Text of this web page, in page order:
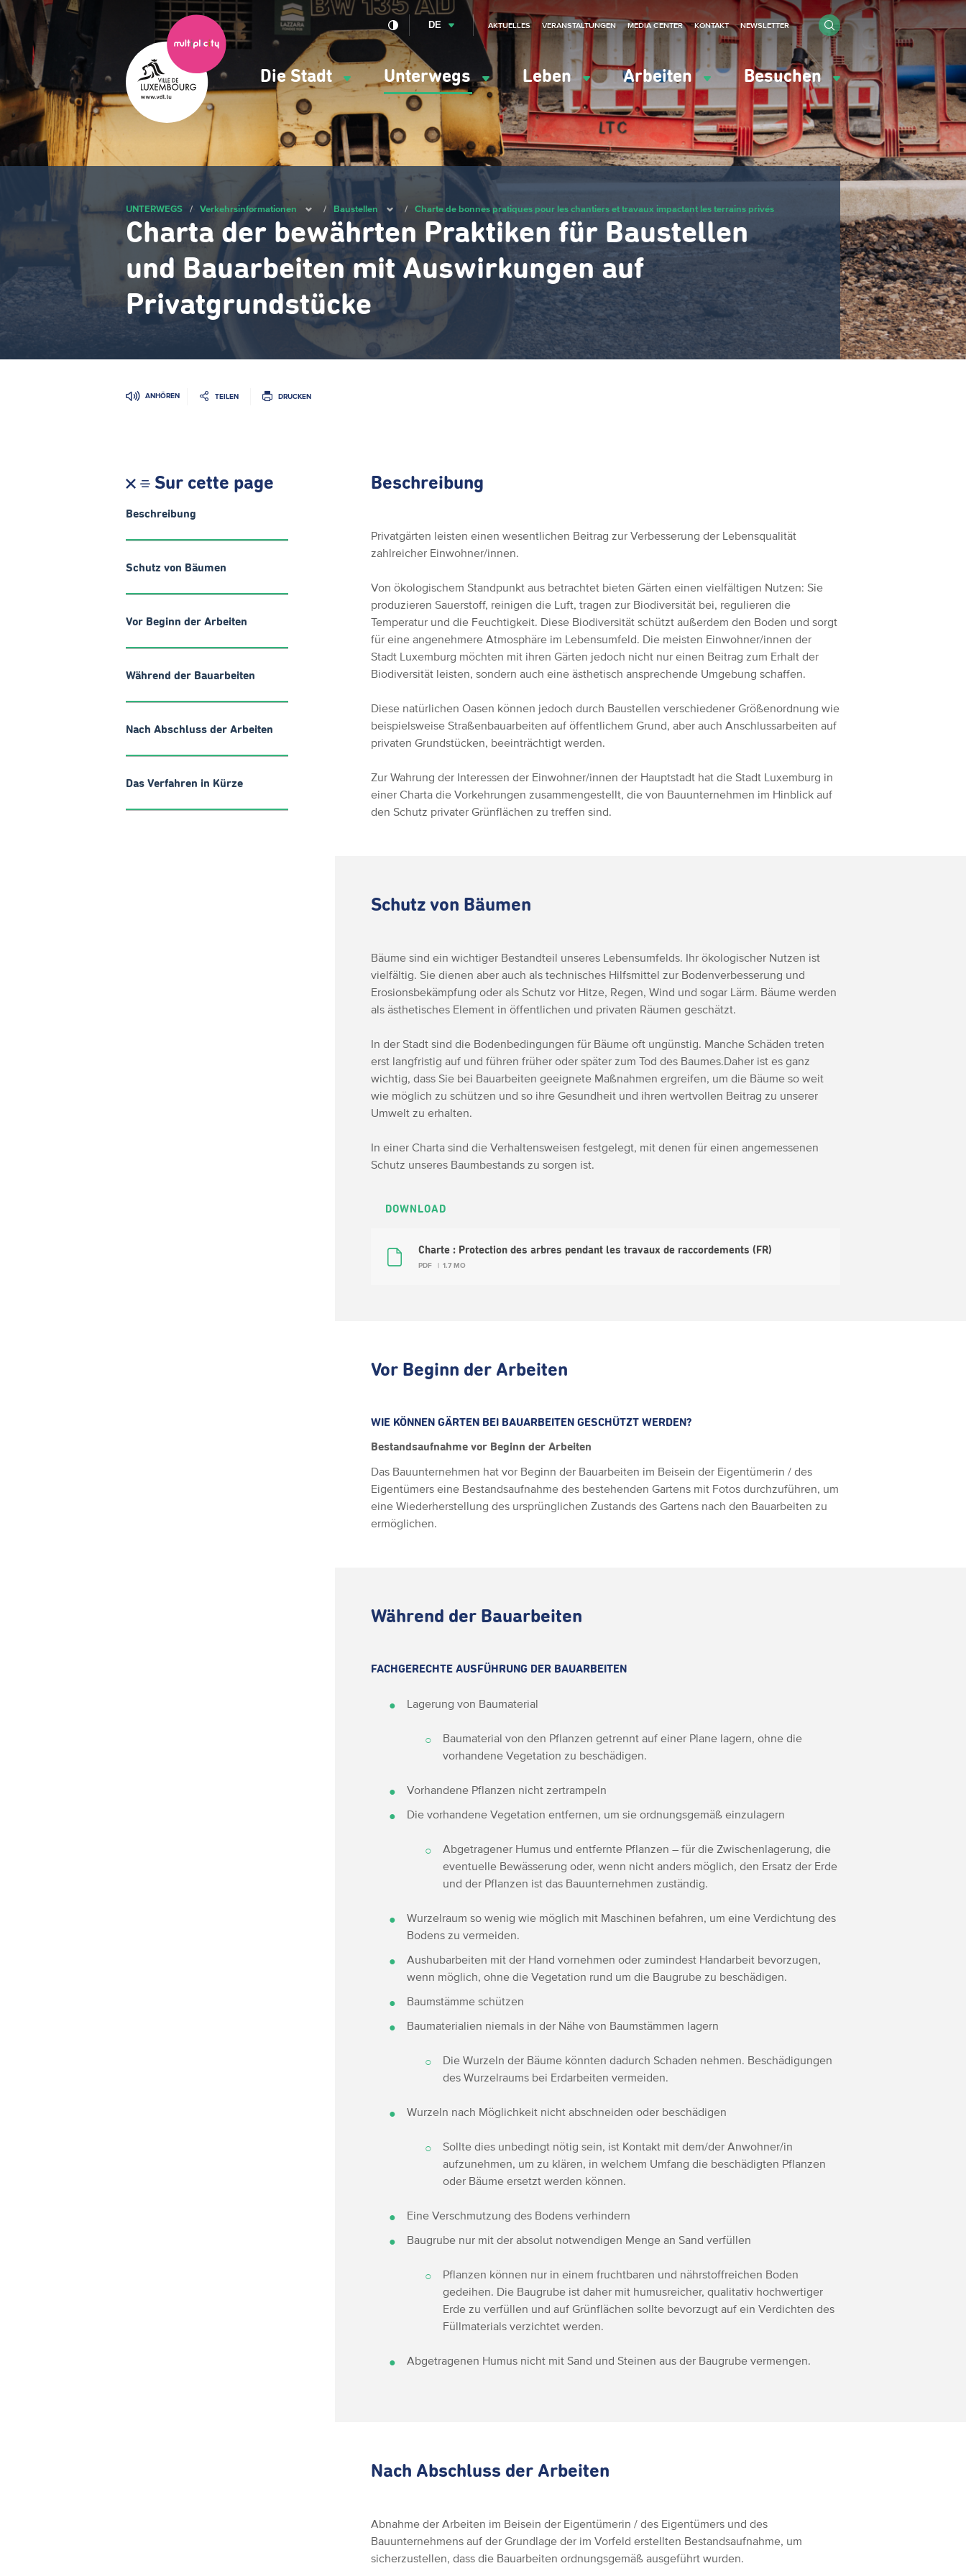
Zum
Hauptinhalt
gehen
Navigation
principale
Die Stadt Unterwegs Leben Arbeiten Besuchen
DE AKTUELLES VERANSTALTUNGEN MEDIA CENTER KONTAKT NEWSLETTER
UNTERWEGS / Verkehrsinformationen / Baustellen / Charte de bonnes pratiques pour les chantiers et travaux impactant les terrains privés
Charta der bewährten Praktiken für Baustellen
und Bauarbeiten mit Auswirkungen auf
Privatgrundstücke
ANHÖREN TEILEN DRUCKEN
Sur cette page
Beschreibung
Schutz von Bäumen
Vor Beginn der Arbeiten
Während der Bauarbeiten
Nach Abschluss der Arbeiten
Das Verfahren in Kürze
Beschreibung
Privatgärten leisten einen wesentlichen Beitrag zur Verbesserung der Lebensqualität
zahlreicher Einwohner/innen.
Von ökologischem Standpunkt aus betrachtet bieten Gärten einen vielfältigen Nutzen: Sie
produzieren Sauerstoff, reinigen die Luft, tragen zur Biodiversität bei, regulieren die
Temperatur und die Feuchtigkeit. Diese Biodiversität schützt außerdem den Boden und sorgt
für eine angenehmere Atmosphäre im Lebensumfeld. Die meisten Einwohner/innen der
Stadt Luxemburg möchten mit ihren Gärten jedoch nicht nur einen Beitrag zum Erhalt der
Biodiversität leisten, sondern auch eine ästhetisch ansprechende Umgebung schaffen.
Diese natürlichen Oasen können jedoch durch Baustellen verschiedener Größenordnung wie
beispielsweise Straßenbauarbeiten auf öffentlichem Grund, aber auch Anschlussarbeiten auf
privaten Grundstücken, beeinträchtigt werden.
Zur Wahrung der Interessen der Einwohner/innen der Hauptstadt hat die Stadt Luxemburg in
einer Charta die Vorkehrungen zusammengestellt, die von Bauunternehmen im Hinblick auf
den Schutz privater Grünflächen zu treffen sind.
Schutz von Bäumen
Bäume sind ein wichtiger Bestandteil unseres Lebensumfelds. Ihr ökologischer Nutzen ist
vielfältig. Sie dienen aber auch als technisches Hilfsmittel zur Bodenverbesserung und
Erosionsbekämpfung oder als Schutz vor Hitze, Regen, Wind und sogar Lärm. Bäume werden
als ästhetisches Element in öffentlichen und privaten Räumen geschätzt.
In der Stadt sind die Bodenbedingungen für Bäume oft ungünstig. Manche Schäden treten
erst langfristig auf und führen früher oder später zum Tod des Baumes.Daher ist es ganz
wichtig, dass Sie bei Bauarbeiten geeignete Maßnahmen ergreifen, um die Bäume so weit
wie möglich zu schützen und so ihre Gesundheit und ihren wertvollen Beitrag zu unserer
Umwelt zu erhalten.
In einer Charta sind die Verhaltensweisen festgelegt, mit denen für einen angemessenen
Schutz unseres Baumbestands zu sorgen ist.
DOWNLOAD
Charte : Protection des arbres pendant les travaux de raccordements (FR)
PDF 1.7 MO
Vor Beginn der Arbeiten
WIE KÖNNEN GÄRTEN BEI BAUARBEITEN GESCHÜTZT WERDEN?
Bestandsaufnahme vor Beginn der Arbeiten
Das Bauunternehmen hat vor Beginn der Bauarbeiten im Beisein der Eigentümerin / des
Eigentümers eine Bestandsaufnahme des bestehenden Gartens mit Fotos durchzuführen, um
eine Wiederherstellung des ursprünglichen Zustands des Gartens nach den Bauarbeiten zu
ermöglichen.
Während der Bauarbeiten
FACHGERECHTE AUSFÜHRUNG DER BAUARBEITEN
Lagerung von Baumaterial
Baumaterial von den Pflanzen getrennt auf einer Plane lagern, ohne die
vorhandene Vegetation zu beschädigen.
Vorhandene Pflanzen nicht zertrampeln
Die vorhandene Vegetation entfernen, um sie ordnungsgemäß einzulagern
Abgetragener Humus und entfernte Pflanzen – für die Zwischenlagerung, die
eventuelle Bewässerung oder, wenn nicht anders möglich, den Ersatz der Erde
und der Pflanzen ist das Bauunternehmen zuständig.
Wurzelraum so wenig wie möglich mit Maschinen befahren, um eine Verdichtung des
Bodens zu vermeiden.
Aushubarbeiten mit der Hand vornehmen oder zumindest Handarbeit bevorzugen,
wenn möglich, ohne die Vegetation rund um die Baugrube zu beschädigen.
Baumstämme schützen
Baumaterialien niemals in der Nähe von Baumstämmen lagern
Die Wurzeln der Bäume könnten dadurch Schaden nehmen. Beschädigungen
des Wurzelraums bei Erdarbeiten vermeiden.
Wurzeln nach Möglichkeit nicht abschneiden oder beschädigen
Sollte dies unbedingt nötig sein, ist Kontakt mit dem/der Anwohner/in
aufzunehmen, um zu klären, in welchem Umfang die beschädigten Pflanzen
oder Bäume ersetzt werden können.
Eine Verschmutzung des Bodens verhindern
Baugrube nur mit der absolut notwendigen Menge an Sand verfüllen
Pflanzen können nur in einem fruchtbaren und nährstoffreichen Boden
gedeihen. Die Baugrube ist daher mit humusreicher, qualitativ hochwertiger
Erde zu verfüllen und auf Grünflächen sollte bevorzugt auf ein Verdichten des
Füllmaterials verzichtet werden.
Abgetragenen Humus nicht mit Sand und Steinen aus der Baugrube vermengen.
Nach Abschluss der Arbeiten
Abnahme der Arbeiten im Beisein der Eigentümerin / des Eigentümers und des
Bauunternehmens auf der Grundlage der im Vorfeld erstellten Bestandsaufnahme, um
sicherzustellen, dass die Bauarbeiten ordnungsgemäß ausgeführt wurden.